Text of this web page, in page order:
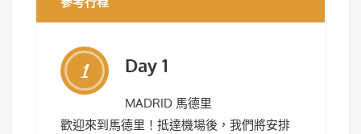
1 Day 1
MADRID 馬德里
歡迎來到馬德里！抵達機場後，我們將安排